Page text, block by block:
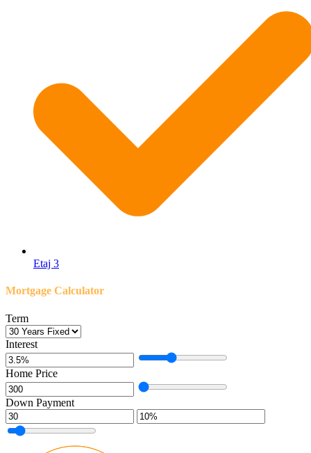
Etaj 3
Mortgage Calculator
Term
Interest
Home Price
Down Payment